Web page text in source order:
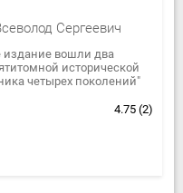
Сергеевич
издание вошли два
исторической
четырех поколений"
большую...4.75 (2)